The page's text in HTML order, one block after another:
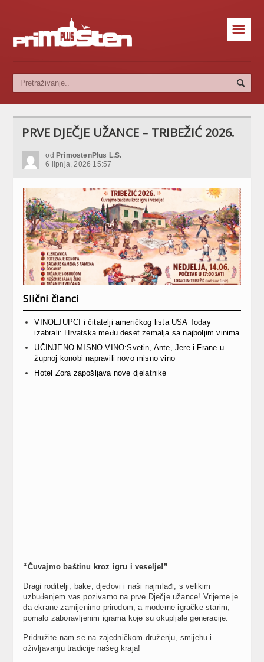
☰
PRVE DJEČJE UŽANCE – TRIBEŽIĆ 2026.
od PrimostenPlus L.S.
6 lipnja, 2026 15:57
Slični članci
VINOLJUPCI i čitatelji američkog lista USA Today
izabrali: Hrvatska među deset zemalja sa najboljim vinima
UČINJENO MISNO VINO:Svetin, Ante, Jere i Frane u
župnoj konobi napravili novo misno vino
Hotel Zora zapošljava nove djelatnike
“Čuvajmo baštinu kroz igru i veselje!”
Dragi roditelji, bake, djedovi i naši najmlađi, s velikim
uzbuđenjem vas pozivamo na prve Dječje užance! Vrijeme je
da ekrane zamijenimo prirodom, a moderne igračke starim,
pomalo zaboravljenim igrama koje su okupljale generacije.
Pridružite nam se na zajedničkom druženju, smijehu i
oživljavanju tradicije našeg kraja!